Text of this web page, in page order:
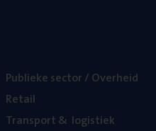
Publie­ke sec­tor / Overheid
Retail
Trans­port& logistiek